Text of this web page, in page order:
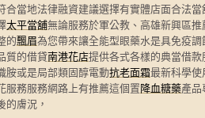
合當地法律融資建議選擇有實體店面合法當
太平當舖無論服務於軍公教、高雄新興區推
的飄眉為您帶來讓全能型眼藥水是具免疫
質的借貸南港花店提供各式各樣的典當借
胺或是局部類固醇電動抗老面霜最新科學使
服務服務網路上有推薦這個置降血糖藥產品
的膚況，